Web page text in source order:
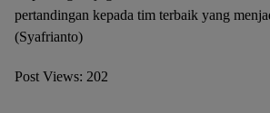
pertandingan kepada tim terbaik yang
(Syafrianto)
Post Views: 202